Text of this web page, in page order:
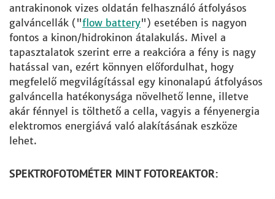
antrakinonok vizes oldatán felhasználó átfolyásos
galváncellák ("flow battery") esetében is nagyon
fontos a kinon/hidrokinon átalakulás. Mivel a
tapasztalatok szerint erre a reakcióra a fény is nagy
hatással van, ezért könnyen előfordulhat, hogy
megfelelő megvilágítással egy kinonalapú átfolyásos
galváncella hatékonysága növelhető lenne, illetve
akár fénnyel is tölthető a cella, vagyis a fényenergia
elektromos energiává való alakításának eszköze
lehet.
SPEKTROFOTOMÉTER MINT FOTOREAKTOR: